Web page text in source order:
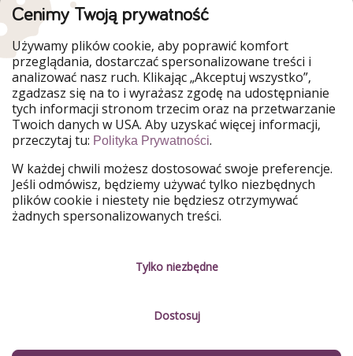
WakacyjniPiraci są częścią Grupy HolidayPirates
Nasze rynki
PiratinViaggio
HolidayPirates
VakantiePiraten
VoyagesPirates
Ferienpiraten
Urlaubspiraten
Urlaubspiraten
ViajerosPiratas
TravelPirates
Nasza grupa
HolidayPirates Group
Poznaj nas!
Zrównoważony rozwój
Informacje prawne
O firmie
Zarządzanie usługami
Cenimy Twoją prywatność
Używamy plików cookie, aby poprawić komfort
przeglądania, dostarczać spersonalizowane treści i
analizować nasz ruch. Klikając „Akceptuj wszystko”,
zgadzasz się na to i wyrażasz zgodę na udostępnianie
tych informacji stronom trzecim oraz na przetwarzanie
Twoich danych w USA. Aby uzyskać więcej informacji,
przeczytaj tu: Polityka Prywatności.
W każdej chwili możesz dostosować swoje preferencje.
Jeśli odmówisz, będziemy używać tylko niezbędnych
plików cookie i niestety nie będziesz otrzymywać
żadnych spersonalizowanych treści.
Tylko niezbędne
Dostosuj